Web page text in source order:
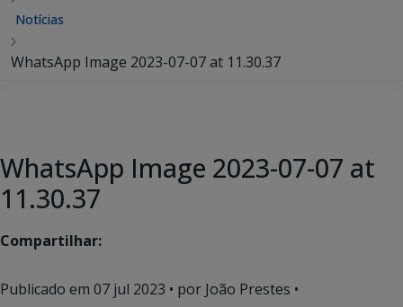
Notícias
WhatsApp Image 2023-07-07 at 11.30.37
WhatsApp Image 2023-07-07 at
11.30.37
Compartilhar:
Publicado em 07 jul 2023 • por João Prestes •